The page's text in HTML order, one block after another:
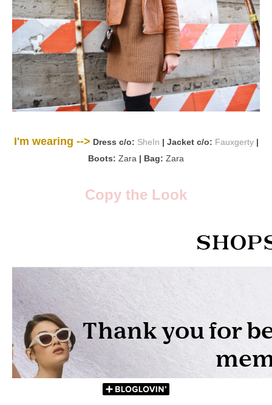
I'm wearing --> Dress c/o: SheIn | Jacket c/o: Fauxgerty |
Boots: Zara | Bag: Zara
Copy the Look